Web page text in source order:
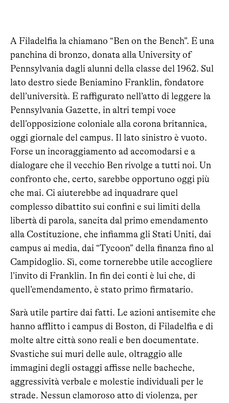
A Filadelfia la chiamano “Ben on the Bench”. È una
panchina di bronzo, donata alla University of
Pennsylvania dagli alunni della classe del 1962. Sul
lato destro siede Beniamino Franklin, fondatore
dell’università. È raffigurato nell’atto di leggere la
Pennsylvania Gazette, in altri tempi voce
dell’opposizione coloniale alla corona britannica,
oggi giornale del campus. Il lato sinistro è vuoto.
Forse un incoraggiamento ad accomodarsi e a
dialogare che il vecchio Ben rivolge a tutti noi. Un
confronto che, certo, sarebbe opportuno oggi più
che mai. Ci aiuterebbe ad inquadrare quel
complesso dibattito sui confini e sui limiti della
libertà di parola, sancita dal primo emendamento
alla Costituzione, che infiamma gli Stati Uniti, dai
campus ai media, dai “Tycoon” della finanza fino al
Campidoglio. Sì, come tornerebbe utile accogliere
l’invito di Franklin. In fin dei conti è lui che, di
quell’emendamento, è stato primo firmatario.
Sarà utile partire dai fatti. Le azioni antisemite che
hanno afflitto i campus di Boston, di Filadelfia e di
molte altre città sono reali e ben documentate.
Svastiche sui muri delle aule, oltraggio alle
immagini degli ostaggi affisse nelle bacheche,
aggressività verbale e molestie individuali per le
strade. Nessun clamoroso atto di violenza, per